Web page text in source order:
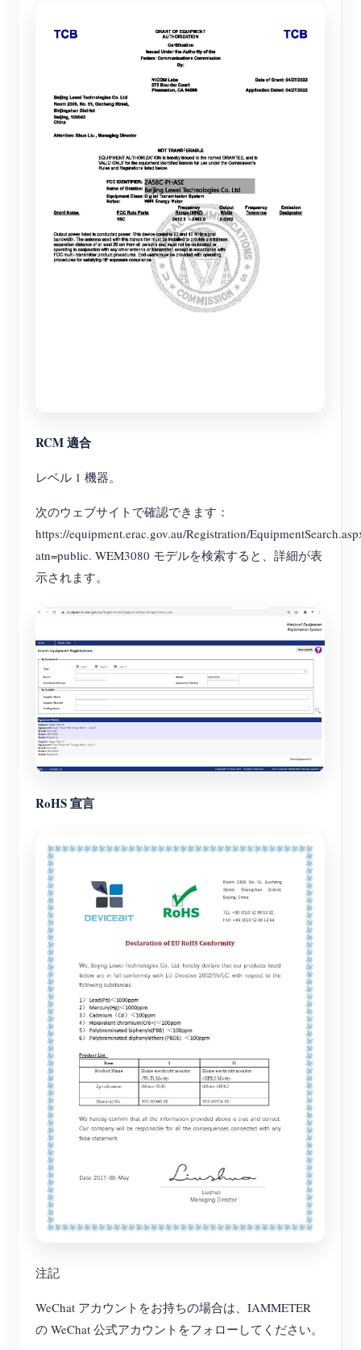
RCM 適合
レベル 1 機器。
次のウェブサイトで確認できます：
https://equipment.erac.gov.au/Registration/
atn=public. WEM3080 モデルを検索すると、詳細が表
示されます。
RoHS 宣言
注記
WeChat アカウントをお持ちの場合は、IAMMETER
の WeChat 公式アカウントをフォローしてください。